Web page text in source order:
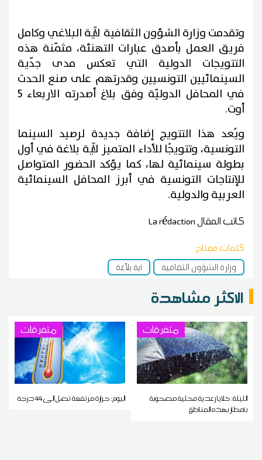
وتقدمت وزارة الشؤون الثقافية لآية البلاغي وكامل
فريق العمل بأصدق عبارات التهنئة، مثمّنة هذه
التتويجات الدولية التي تعكس مدى جدّية
السينمائيين التونسيين وقدرتهم على صنع الحدث
في المحافل الدوليّة وفق بلاغ أصدرته الاربعاء 5
أوت.
ويُعد هذا التتويج إضافة جديدة لرصيد السينما
التونسية، وتتويجًا للأداء المتميز لآية بلاغة في أول
بطولة سينمائية لها، كما يؤكد الحضور المتواصل
للإنتاجات التونسية في أبرز المحافل السينمائية
العربية والدولية.
كاتب المقالLa rédaction
كلمات مفتاح
وزارة الشؤون الثقافية
آية بلاّغة
الاكثر مشاهدة
متفرقات
الليلة: خلايا رعدية محلية مصحوبة
بأمطار بهذه المناطق
متفرقات
اليوم: حرارة مرتفعة تصل إلى 44 درجة